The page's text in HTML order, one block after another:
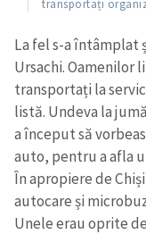
transportați
La fel s-a întâmplat
Ursachi. Oamenilor
transportați la
listă. Undeva la
a început să
auto, pentru a afla
În apropiere de
autocare și
Unele erau oprite